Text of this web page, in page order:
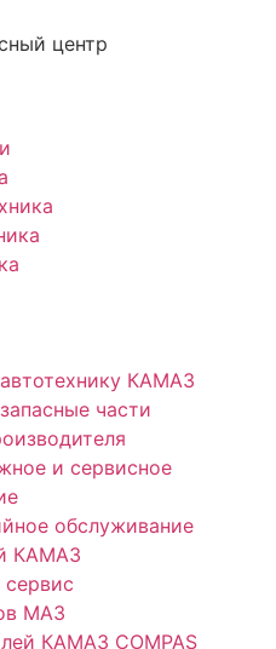
центр
КАМАЗ
части
и сервисное
обслуживание
КАМАЗ
МАЗ
КАМАЗ COMPAS